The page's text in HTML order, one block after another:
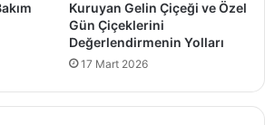
Kuruyan Gelin Çiçeği ve Özel
Gün Çiçeklerini
Değerlendirmenin Yolları
17 Mart 2026